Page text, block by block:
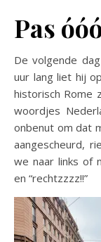
Pas
De volgende
uur lang liet hij
historisch Rome
woordjes
onbenut om dat
aangescheurd,
we naar links of
en “rechtzzzz!!”